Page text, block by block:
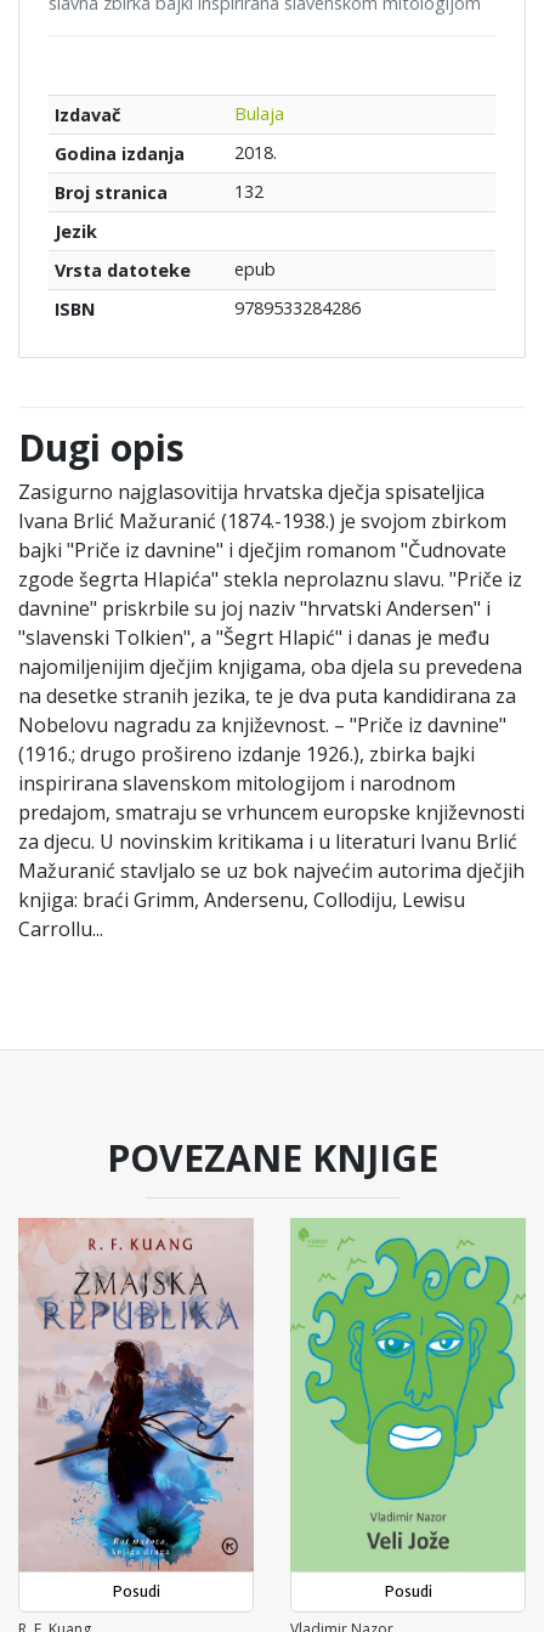
Izdavač
Bulaja
Godina izdanja
2018.
Broj stranica
132
Jezik
Vrsta datoteke
epub
ISBN
9789533284286
Dugi opis
Zasigurno najglasovitija hrvatska dječja spisateljica
Ivana Brlić Mažuranić (1874.-1938.) je svojom zbirkom
bajki "Priče iz davnine" i dječjim romanom "Čudnovate
zgode šegrta Hlapića" stekla neprolaznu slavu. "Priče iz
davnine" priskrbile su joj naziv "hrvatski Andersen" i
"slavenski Tolkien", a "Šegrt Hlapić" i danas je među
najomiljenijim dječjim knjigama, oba djela su prevedena
na desetke stranih jezika, te je dva puta kandidirana za
Nobelovu nagradu za književnost. – "Priče iz davnine"
(1916.; drugo prošireno izdanje 1926.), zbirka bajki
inspirirana slavenskom mitologijom i narodnom
predajom, smatraju se vrhuncem europske književnosti
za djecu. U novinskim kritikama i u literaturi Ivanu Brlić
Mažuranić stavljalo se uz bok najvećim autorima dječjih
knjiga: braći Grimm, Andersenu, Collodiju, Lewisu
Carrollu...
POVEZANE KNJIGE
Posudi
Posudi